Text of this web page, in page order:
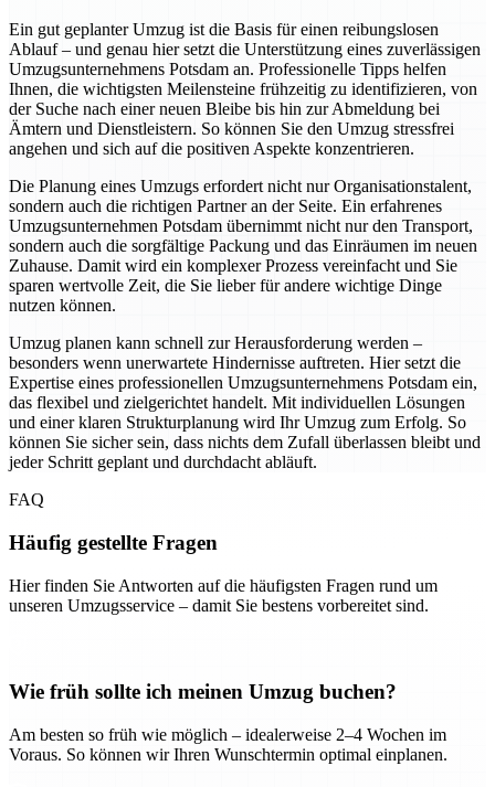
Ein gut geplanter Umzug ist die Basis für einen reibungslosen
Ablauf – und genau hier setzt die Unterstützung eines zuverlässigen
Umzugsunternehmens Potsdam an. Professionelle Tipps helfen
Ihnen, die wichtigsten Meilensteine frühzeitig zu identifizieren, von
der Suche nach einer neuen Bleibe bis hin zur Abmeldung bei
Ämtern und Dienstleistern. So können Sie den Umzug stressfrei
angehen und sich auf die positiven Aspekte konzentrieren.
Die Planung eines Umzugs erfordert nicht nur Organisationstalent,
sondern auch die richtigen Partner an der Seite. Ein erfahrenes
Umzugsunternehmen Potsdam übernimmt nicht nur den Transport,
sondern auch die sorgfältige Packung und das Einräumen im neuen
Zuhause. Damit wird ein komplexer Prozess vereinfacht und Sie
sparen wertvolle Zeit, die Sie lieber für andere wichtige Dinge
nutzen können.
Umzug planen kann schnell zur Herausforderung werden –
besonders wenn unerwartete Hindernisse auftreten. Hier setzt die
Expertise eines professionellen Umzugsunternehmens Potsdam ein,
das flexibel und zielgerichtet handelt. Mit individuellen Lösungen
und einer klaren Strukturplanung wird Ihr Umzug zum Erfolg. So
können Sie sicher sein, dass nichts dem Zufall überlassen bleibt und
jeder Schritt geplant und durchdacht abläuft.
FAQ
Häufig gestellte Fragen
Hier finden Sie Antworten auf die häufigsten Fragen rund um
unseren Umzugsservice – damit Sie bestens vorbereitet sind.
Wie früh sollte ich meinen Umzug buchen?
Am besten so früh wie möglich – idealerweise 2–4 Wochen im
Voraus. So können wir Ihren Wunschtermin optimal einplanen.